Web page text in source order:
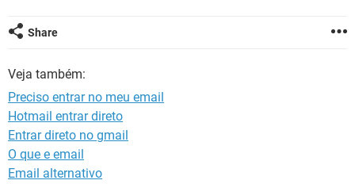
GUIA DE COMPRAS
Share
Veja também:
Preciso entrar no meu email
Hotmail entrar direto
Entrar direto no gmail
O que e email
Email alternativo